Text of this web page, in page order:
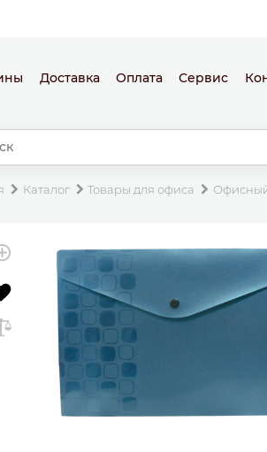
Доставка Оплата Сервис
Каталог Товары для офиса